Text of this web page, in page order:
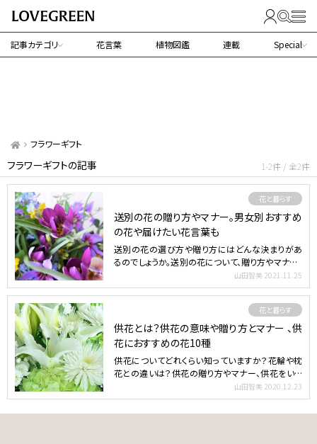
記事カテゴリ 花言葉 植物図鑑 連載 Special
フラワーギフト
フラワーギフトの記事 1-2件 / 全2件
花と暮らす
送別の花の贈り方やマナー。男女別おすすめ
の花や届けたい花言葉も
送別の花の選び方や贈り方にはどんな決まりがあ
るのでしょうか。送別の花について、贈り方やマナー、
山田智美 2021.11.25
花と暮らす
供花とは？供花の意味や贈り方とマナー 、供
花におすすめの花10種
供花についてどれくらい知っていますか？花輪や枕
花との違いは？供花の贈り方やマナー、供花をいた
山田智美 2020.12.23